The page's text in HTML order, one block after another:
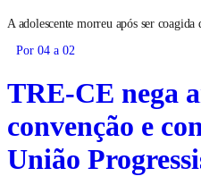
A adolescente morreu após ser
Por 04 a 02
TRE-CE nega
convenção e
União